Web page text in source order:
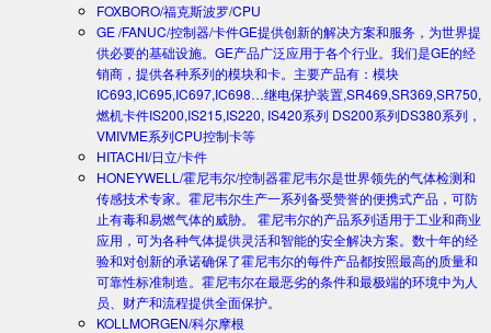
FOXBORO/福克斯波罗/CPU
GE /FANUC/控制器/卡件GE提供创新的解决方案和服务，为世界提
供必要的基础设施。GE产品广泛应用于各个行业。我们是GE的经
销商，提供各种系列的模块和卡。主要产品有：模块
IC693,IC695,IC697,IC698…继电保护装置,SR469,SR369,SR750,
燃机卡件IS200,IS215,IS220, IS420系列 DS200系列DS380系列，
VMIVME系列CPU控制卡等
HITACHI/日立/卡件
HONEYWELL/霍尼韦尔/控制器霍尼韦尔是世界领先的气体检测和
传感技术专家。霍尼韦尔生产一系列备受赞誉的便携式产品，可防
止有毒和易燃气体的威胁。 霍尼韦尔的产品系列适用于工业和商业
应用，可为各种气体提供灵活和智能的安全解决方案。数十年的经
验和对创新的承诺确保了霍尼韦尔的每件产品都按照最高的质量和
可靠性标准制造。霍尼韦尔在最恶劣的条件和最极端的环境中为人
员、财产和流程提供全面保护。
KOLLMORGEN/科尔摩根